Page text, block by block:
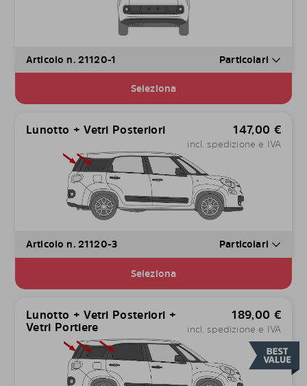
Articolo n. 21120-1 Particolari
Seleziona
Lunotto + Vetri Posteriori 147,00 €
incl. spedizione e IVA
Articolo n. 21120-3 Particolari
Seleziona
Lunotto + Vetri Posteriori +
Vetri Portiere
189,00 €
incl. spedizione e IVA